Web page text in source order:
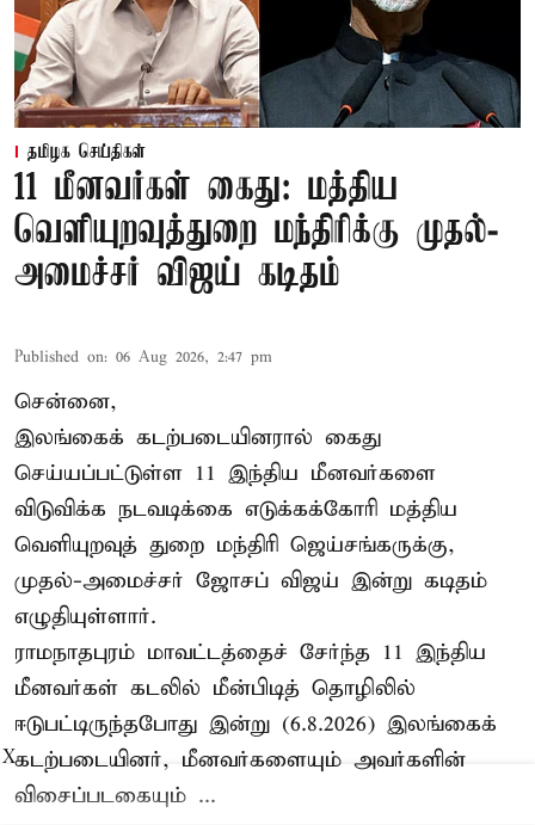
தமிழக செய்திகள்
11 மீனவர்கள் கைது: மத்திய
வெளியுறவுத்துறை மந்திரிக்கு முதல்-
அமைச்சர் விஜய் கடிதம்
Published on: 06 Aug 2026, 2:47 pm
சென்னை,
இலங்கைக் கடற்படையினரால் கைது
செய்யப்பட்டுள்ள 11 இந்திய மீனவர்களை
விடுவிக்க நடவடிக்கை எடுக்கக்கோரி மத்திய
வெளியுறவுத் துறை மந்திரி ஜெய்சங்கருக்கு,
முதல்-அமைச்சர் ஜோசப் விஜய் இன்று கடிதம்
எழுதியுள்ளார்.
ராமநாதபுரம் மாவட்டத்தைச் சேர்ந்த 11 இந்திய
மீனவர்கள் கடலில் மீன்பிடித் தொழிலில்
ஈடுபட்டிருந்தபோது இன்று (6.8.2026) இலங்கைக்
கடற்படையினர், மீனவர்களையும் அவர்களின்
விசைப்படகையும் ...
X